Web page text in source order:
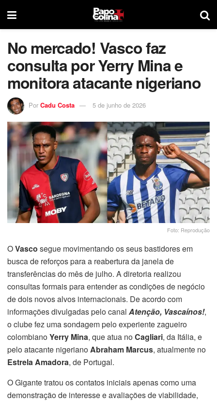
No mercado! Vasco faz
consulta por Yerry Mina e
monitora atacante nigeriano
Por Cadu Costa 5 de junho de 2026
Foto: Reprodução
OVasco segue movimentando os seus bastidores em
busca de reforços para a reabertura da janela de
transferências do mês de julho. A diretoria realizou
consultas formais para entender as condições de negócio
de dois novos alvos internacionais. De acordo com
informações divulgadas pelo canal Atenção, Vascaínos!,
o clube fez uma sondagem pelo experiente zagueiro
colombianoYerry Mina, que atua noCagliari, da Itália, e
pelo atacante nigerianoAbraham Marcus, atualmente no
Estrela Amadora, de Portugal.
O Gigante tratou os contatos iniciais apenas como uma
demonstração de interesse e avaliações de viabilidade,